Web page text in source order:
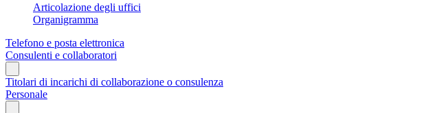
Articolazione degli uffici
Organigramma
Telefono e posta elettronica
Consulenti e collaboratori
Titolari di incarichi di collaborazione o consulenza
Personale